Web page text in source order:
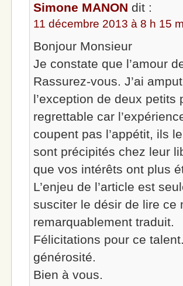
Simone MANON dit :
11 décembre 2013 à 8 h 15
Bonjour Monsieur
Je constate que l’amour
Rassurez-vous. J’ai
l’exception de deux
regrettable car
coupent pas l’appétit, ils
sont précipités chez leur
que vos intérêts ont plus
L’enjeu de l’article est
susciter le désir de lire ce
remarquablement traduit.
Félicitations pour ce
générosité.
Bien à vous.